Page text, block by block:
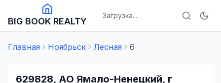
BIG BOOK REALTY
Загрузка...
Главная Ноябрьск Лесная 6
629828, АО Ямало-Ненецкий, г